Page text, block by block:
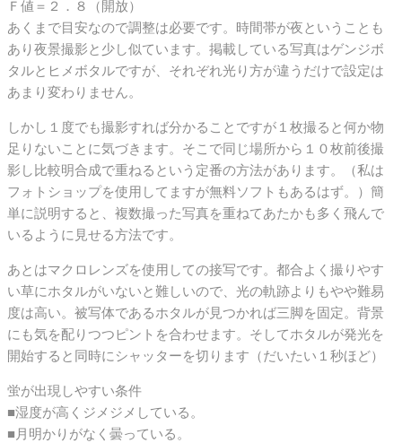
Ｆ値＝２．８（開放）
あくまで目安なので調整は必要です。時間帯が夜ということも
あり夜景撮影と少し似ています。掲載している写真はゲンジボ
タルとヒメボタルですが、それぞれ光り方が違うだけで設定は
あまり変わりません。
しかし１度でも撮影すれば分かることですが１枚撮ると何か物
足りないことに気づきます。そこで同じ場所から１０枚前後撮
影し比較明合成で重ねるという定番の方法があります。（私は
フォトショップを使用してますが無料ソフトもあるはず。）簡
単に説明すると、複数撮った写真を重ねてあたかも多く飛んで
いるように見せる方法です。
あとはマクロレンズを使用しての接写です。都合よく撮りやす
い草にホタルがいないと難しいので、光の軌跡よりもやや難易
度は高い。被写体であるホタルが見つかれば三脚を固定。背景
にも気を配りつつピントを合わせます。そしてホタルが発光を
開始すると同時にシャッターを切ります（だいたい１秒ほど）
蛍が出現しやすい条件
■湿度が高くジメジメしている。
■月明かりがなく曇っている。